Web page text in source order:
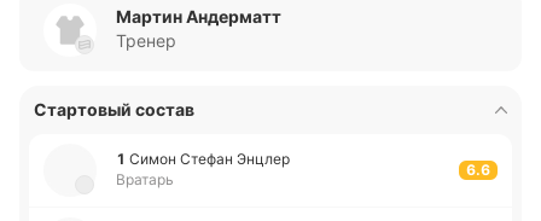
Мартин Андерматт
Тренер
Стартовый состав
1 Симон Стефан Энцлер
Вратарь
6.6